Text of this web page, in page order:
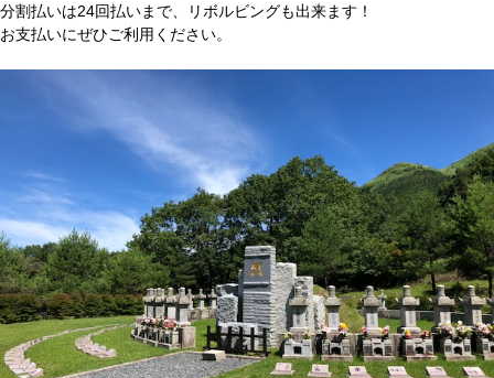
分割払いは24回払いまで、リボルビングも出来ます！
お支払いにぜひご利用ください。